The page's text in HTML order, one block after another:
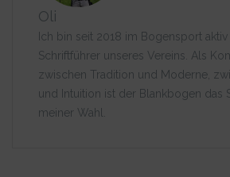
Oli
Ich bin seit 2018 im Bogensport
Schriftführer unseres Vereins. Als
zwischen Tradition und Moderne,
und Intuition ist der Blankbogen das
meiner Wahl.